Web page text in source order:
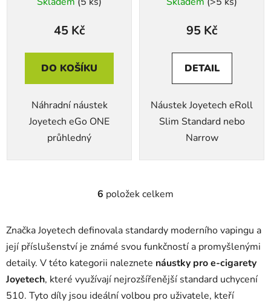
45 Kč
DO KOŠÍKU
Náhradní náustek
Joyetech eGo ONE
průhledný
95 Kč
DETAIL
Náustek Joyetech eRoll
Slim Standard nebo
Narrow
O
l
d
a
c
í
6 položek celkem
Značka Joyetech definovala standardy moderního vapingu a
její příslušenství je známé svou funkčností a promyšlenými
detaily. V této kategorii naleznete náustky pro e-cigarety
Joyetech, které využívají nejrozšířenější standard uchycení
510. Tyto díly jsou ideální volbou pro uživatele, kteří